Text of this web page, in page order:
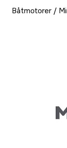
Båtmotorer/